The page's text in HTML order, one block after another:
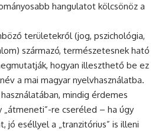
hangulatot kölcsönöz a
területekről (jog, pszichológia,
származó, természetesnek ható
hogyan illeszthető be ez
a mai magyar nyelvhasználatba.
mindig érdemes
„átmeneti”-re cseréled – ha úgy
jó eséllyel a „tranzitórius” is illeni